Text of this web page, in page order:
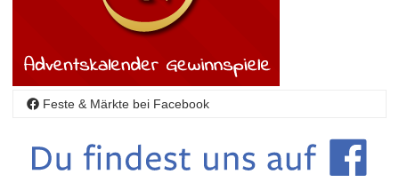
Feste & Märkte bei Facebook